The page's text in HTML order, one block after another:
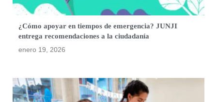
¿Cómo apoyar en tiempos de emergencia? JUNJI
entrega recomendaciones a la ciudadanía
enero 19, 2026